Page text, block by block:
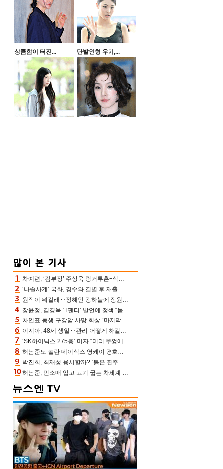
상큼함이 터진... 단발인형 우기,...
차예련, ‘김부장’ 주상욱 링거투혼+식스팩 비화 “옷 벗는데 아저씨는 안 된다고”(차장금)
‘나솔사계’ 국화, 경수와 결별 후 재출연…첫인상 3표 몰표
원작이 뭐길래‥정해인 강하늘에 장원영까지 참여한 이 영화
장윤정, 김경욱 ‘T팬티’ 발언에 정색 “묻지 않았는데, 그것도 성희롱”(장공장)
차인표 동생 구강암 사망 회상 “마지막 순간 동생 손 잡아준 신애라, 두고두고 고마워” (신애라이프)
이지아, 48세 생일‥관리 어떻게 하길래 놀라운 동안 미모
‘SK하이닉스 275층’ 미자 “머리 뚜껑에서 사, 주식만 안 해도 돈 버는 것”
허남준도 놀란 데이식스 영케이 경호원병 과거 “그냥 돌았던 놈”
박진희, 최재성 용서할까? ‘붉은 진주’ 오늘(7일) 결말 나온다
허남준, 민소매 입고 고기 굽는 차세계 실존…영케이도 감탄한 팔근육(공케이)